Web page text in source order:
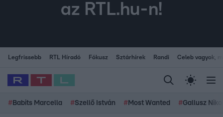
az RTL.hu-n!
Legfrissebb RTL Híradó Fókusz Sztárhírek Randi Celeb vagyok,
# Babits Marcella #Szellő István # Most Wanted #Gallusz